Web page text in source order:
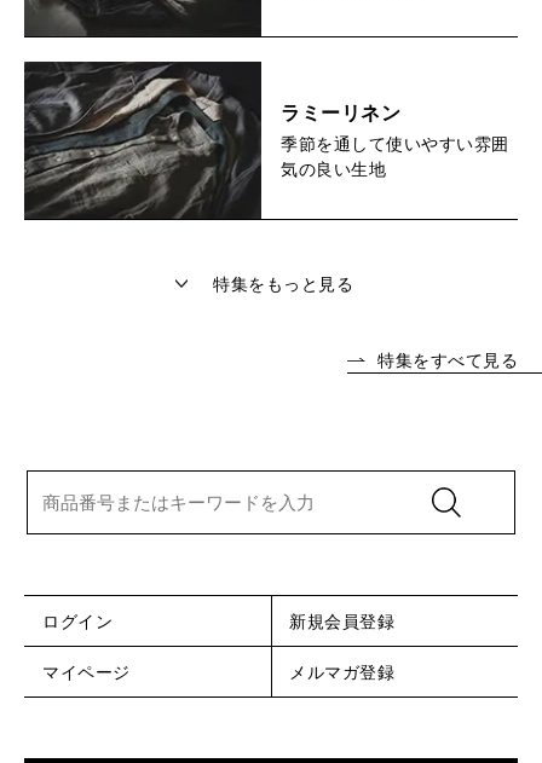
ラミーリネン
季節を通して使いやすい雰囲
気の良い生地
特集をもっと見る
特集をすべて見る
ログイン 新規会員登録
マイページ メルマガ登録